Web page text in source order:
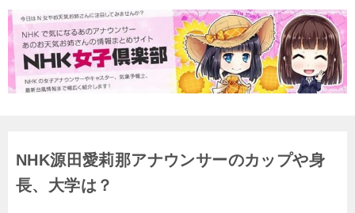
NHK源田愛莉那アナウンサーのカップや身
長、大学は？